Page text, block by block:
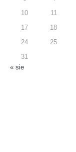
10 11
17 18
24 25
31
« sie